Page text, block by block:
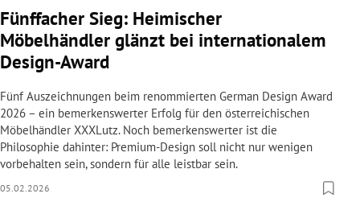
Fünffacher Sieg: Heimischer
Möbelhändler glänzt bei internationalem
Design-Award
Fünf Auszeichnungen beim renommierten German Design Award
2026 – ein bemerkenswerter Erfolg für den österreichischen
Möbelhändler XXXLutz. Noch bemerkenswerter ist die
Philosophie dahinter: Premium-Design soll nicht nur wenigen
vorbehalten sein, sondern für alle leistbar sein.
05.02.2026